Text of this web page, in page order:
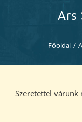
Ars
Főoldal /
Szeretettel